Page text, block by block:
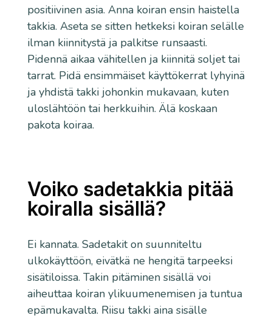
positiivinen asia. Anna koiran ensin haistella
takkia. Aseta se sitten hetkeksi koiran selälle
ilman kiinnitystä ja palkitse runsaasti.
Pidennä aikaa vähitellen ja kiinnitä soljet tai
tarrat. Pidä ensimmäiset käyttökerrat lyhyinä
ja yhdistä takki johonkin mukavaan, kuten
uloslähtöön tai herkkuihin. Älä koskaan
pakota koiraa.
Voiko sadetakkia pitää
koiralla sisällä?
Ei kannata. Sadetakit on suunniteltu
ulkokäyttöön, eivätkä ne hengitä tarpeeksi
sisätiloissa. Takin pitäminen sisällä voi
aiheuttaa koiran ylikuumenemisen ja tuntua
epämukavalta. Riisu takki aina sisälle